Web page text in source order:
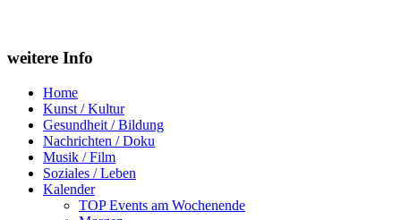
weitere Info
Home
Kunst / Kultur
Gesundheit / Bildung
Nachrichten / Doku
Musik / Film
Soziales / Leben
Kalender
TOP Events am Wochenende